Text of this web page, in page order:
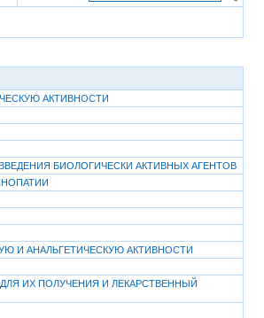
АКТИВНОСТИ
БИОЛОГИЧЕСКИ АКТИВНЫХ АГЕНТОВ
И АНАЛЬГЕТИЧЕСКУЮ АКТИВНОСТИ
ИХ ПОЛУЧЕНИЯ И ЛЕКАРСТВЕННЫЙ